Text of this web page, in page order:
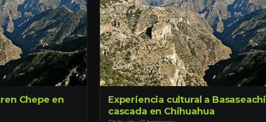
Chepe en
Experiencia cultural a Basaseachi
cascada en Chihuahua